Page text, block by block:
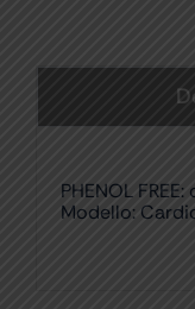
PHENOL
Modello: